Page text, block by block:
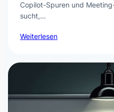
Copilot-Spuren und
sucht,…
Weiterlesen